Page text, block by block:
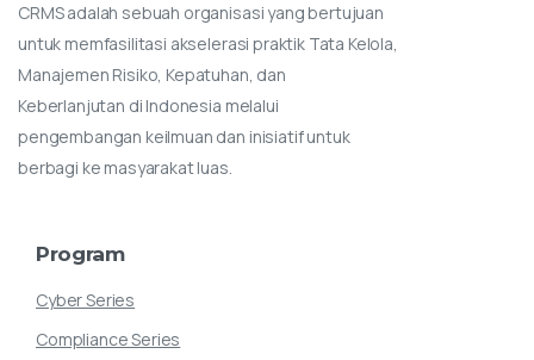
CRMS adalah sebuah organisasi yang bertujuan
untuk memfasilitasi akselerasi praktik Tata Kelola,
Manajemen Risiko, Kepatuhan, dan
Keberlanjutan di Indonesia melalui
pengembangan keilmuan dan inisiatif untuk
berbagi ke masyarakat luas.
Program
Cyber Series
Compliance Series